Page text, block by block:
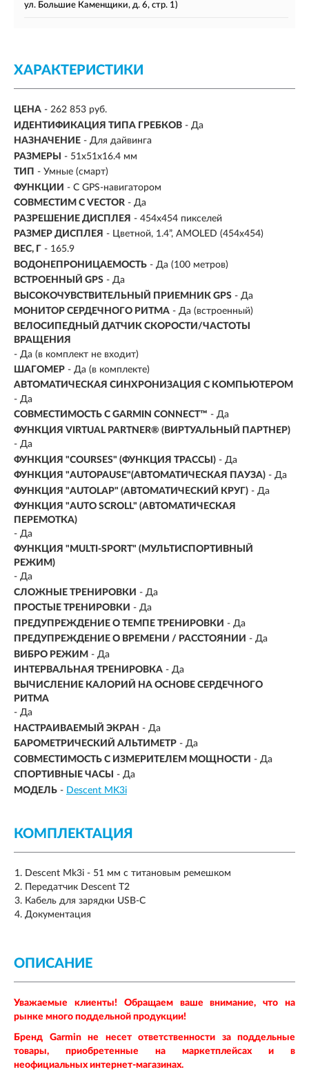
ул. Большие Каменщики, д. 6, стр. 1)
ХАРАКТЕРИСТИКИ
ЦЕНА - 262 853 руб.
ИДЕНТИФИКАЦИЯ ТИПА ГРЕБКОВ - Да
НАЗНАЧЕНИЕ - Для дайвинга
РАЗМЕРЫ
- 51x51x16.4 мм
ТИП - Умные (смарт)
ФУНКЦИИ - С GPS-навигатором
СОВМЕСТИМ С VECTOR - Да
РАЗРЕШЕНИЕ ДИСПЛЕЯ - 454x454 пикселей
РАЗМЕР ДИСПЛЕЯ - Цветной, 1.4”, AMOLED (454x454)
ВЕС, Г - 165.9
ВОДОНЕПРОНИЦАЕМОСТЬ - Да (100 метров)
ВСТРОЕННЫЙ GPS - Да
ВЫСОКОЧУВСТВИТЕЛЬНЫЙ ПРИЕМНИК GPS - Да
МОНИТОР СЕРДЕЧНОГО РИТМА - Да (встроенный)
ВЕЛОСИПЕДНЫЙ ДАТЧИК СКОРОСТИ/ЧАСТОТЫ
ВРАЩЕНИЯ
- Да (в комплект не входит)
ШАГОМЕР - Да (в комплекте)
АВТОМАТИЧЕСКАЯ СИНХРОНИЗАЦИЯ С КОМПЬЮТЕРОМ
- Да
СОВМЕСТИМОСТЬ С GARMIN CONNECT™ - Да
ФУНКЦИЯ VIRTUAL PARTNER® (ВИРТУАЛЬНЫЙ ПАРТНЕР)
- Да
ФУНКЦИЯ "СOURSES" (ФУНКЦИЯ ТРАССЫ) - Да
ФУНКЦИЯ "AUTOPAUSE"(АВТОМАТИЧЕСКАЯ ПАУЗА) - Да
ФУНКЦИЯ "AUTOLAP" (АВТОМАТИЧЕСКИЙ КРУГ) - Да
ФУНКЦИЯ "AUTO SCROLL" (АВТОМАТИЧЕСКАЯ
ПЕРЕМОТКА)
- Да
ФУНКЦИЯ "MULTI-SPORT" (МУЛЬТИСПОРТИВНЫЙ
РЕЖИМ)
- Да
СЛОЖНЫЕ ТРЕНИРОВКИ - Да
ПРОСТЫЕ ТРЕНИРОВКИ - Да
ПРЕДУПРЕЖДЕНИЕ О ТЕМПЕ ТРЕНИРОВКИ - Да
ПРЕДУПРЕЖДЕНИЕ О ВРЕМЕНИ / РАССТОЯНИИ - Да
ВИБРО РЕЖИМ - Да
ИНТЕРВАЛЬНАЯ ТРЕНИРОВКА - Да
ВЫЧИСЛЕНИЕ КАЛОРИЙ НА ОСНОВЕ СЕРДЕЧНОГО
РИТМА
- Да
НАСТРАИВАЕМЫЙ ЭКРАН - Да
БАРОМЕТРИЧЕСКИЙ АЛЬТИМЕТР - Да
СОВМЕСТИМОСТЬ С ИЗМЕРИТЕЛЕМ МОЩНОСТИ - Да
СПОРТИВНЫЕ ЧАСЫ
- Да
МОДЕЛЬ - Descent MK3i
КОМПЛЕКТАЦИЯ
Descent Mk3i - 51 мм с титановым ремешком
Передатчик Descent T2
Кабель для зарядки USB-C
Документация
ОПИСАНИЕ
Уважаемые клиенты! Обращаем ваше внимание, что на
рынке много поддельной продукции!
Бренд Garmin не несет ответственности за поддельные
товары, приобретенные на маркетплейсах и в
неофициальных интернет-магазинах.